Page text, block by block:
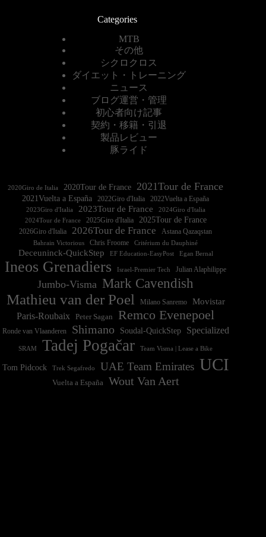
Categories
MTB
その他
シクロクロス
ダイエット・トレーニング
ニュース
ブログ運営・管理
初心者向け記事
契約・移籍・引退
製品レビュー
豚ライド
2020Giro de Italia 2020Tour de France 2021Tour de France
2021Vuelta a España 2022Vuelta a España
2023Giro d'Italia 2023Tour de France
2024Tour de France
2025Giro d'Italia 2025Tour de France
2026Giro d'Italia 2026Tour de France Astana Qazaqstan
Bahrain Victorious Chris Froome Critérium du Dauphiné
Deceuninck-QuickStep EF Education-EasyPost Egan Bernal
Ineos Grenadiers Israel-Premier Tech Julian Alaphilippe
Jumbo-Visma Mark Cavendish
Mathieu van der Poel Milano Sanremo
Movistar
Paris-Roubaix
Peter Sagan Remco Evenepoel
Ronde van Vlaanderen Shimano Soudal-QuickStep Specialized
SRAM Tadej Pogačar Team Visma | Lease a Bike
Tom Pidcock Trek Segafredo UAE Team Emirates UCI
Vuelta a España Wout Van Aert